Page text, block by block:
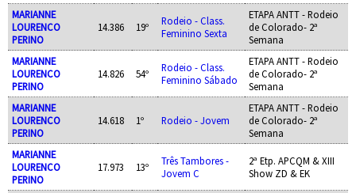
MARIANNE
LOURENCO
PERINO
14.386 19º
Rodeio - Class.
Feminino Sexta
ETAPA ANTT - Rodeio
de Colorado- 2ª
Semana
MARIANNE
LOURENCO
PERINO
14.826 54º
Rodeio - Class.
Feminino Sábado
ETAPA ANTT - Rodeio
de Colorado- 2ª
Semana
MARIANNE
LOURENCO
PERINO
14.618 1º Rodeio - Jovem
ETAPA ANTT - Rodeio
de Colorado- 2ª
Semana
MARIANNE
LOURENCO
PERINO
17.973 13º
Três Tambores -
Jovem C
2ª Etp. APCQM & XIII
Show ZD & EK